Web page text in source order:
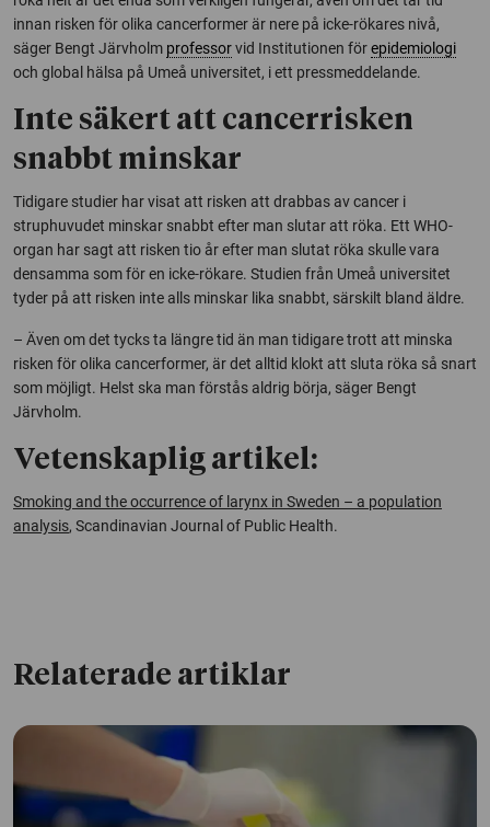
innan risken för olika cancerformer är nere på icke-rökares nivå,
säger Bengt Järvholm professorvid Institutionen förepidemiologi
och global hälsa på Umeå universitet, i ett pressmeddelande.
Inte säkert att cancerrisken
snabbt minskar
Tidigare studier har visat att risken att drabbas av cancer i
struphuvudet minskar snabbt efter man slutar att röka. Ett WHO-
organ har sagt att risken tio år efter man slutat röka skulle vara
densamma som för en icke-rökare. Studien från Umeå universitet
tyder på att risken inte alls minskar lika snabbt, särskilt bland äldre.
– Även om det tycks ta längre tid än man tidigare trott att minska
risken för olika cancerformer, är det alltid klokt att sluta röka så snart
som möjligt. Helst ska man förstås aldrig börja, säger Bengt
Järvholm.
Vetenskaplig artikel:
Smoking and the occurrence of larynx in Sweden – a population
analysis, Scandinavian Journal of Public Health.
Relaterade artiklar